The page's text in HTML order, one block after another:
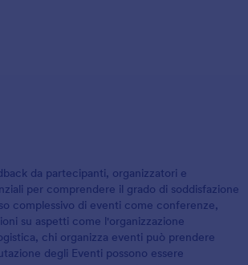
da partecipanti, organizzatori e
per comprendere il grado di soddisfazione
complessivo di eventi come conferenze,
su aspetti come l'organizzazione
chi organizza eventi può prendere
degli Eventi possono essere